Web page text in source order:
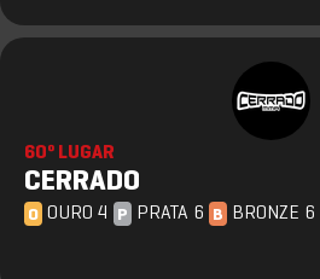
60º LUGAR
CERRADO
O OURO 4 P PRATA 6 B BRONZE 6